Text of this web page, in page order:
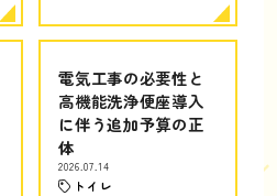
電気工事の必要性と
高機能洗浄便座導入
に伴う追加予算の正
体
2026.07.14
トイレ